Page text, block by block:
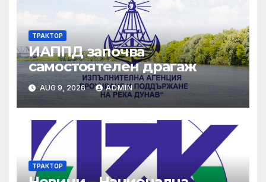
ТРАКТОР
ИАППД започва
самостоятелен драгаж
AUG 9, 2026 ADMIN
ТРАКТОР